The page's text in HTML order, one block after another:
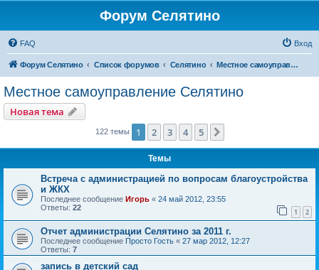
Форум Селятино
FAQ Вход
Форум Селятино Список форумов Селятино Местное самоуправление Селятино
Местное самоуправление Селятино
Новая тема
122 темы 1 2 3 4 5
Темы
Встреча с администрацией по вопросам благоустройства
и ЖКХ
Последнее сообщение Игорь « 24 май 2012, 23:55
Ответы: 22 1 2
Отчет администрации Селятино за 2011 г.
Последнее сообщение Просто Гость « 27 мар 2012, 12:27
Ответы: 7
запись в детский сад